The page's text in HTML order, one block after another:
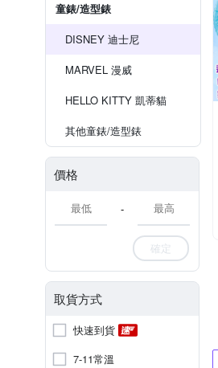
童錶/造型錶
DISNEY 迪士尼
MARVEL 漫威
HELLO KITTY 凱蒂貓
其他童錶/造型錶
價格
-
確定
取貨方式
快速到貨
7-11常溫